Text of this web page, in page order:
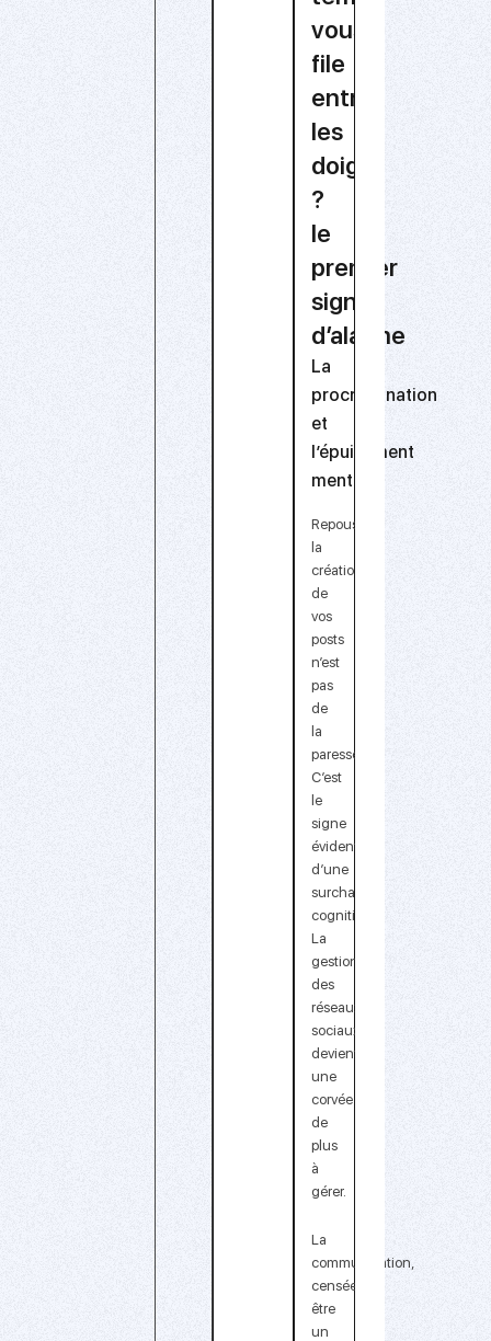
vous
file
entre
les
doigts
?
le
premier
signal
d’alarme
La
procrastination
et
l’épuisement
mental
Repousser
la
création
de
vos
posts
n’est
pas
de
la
paresse.
C’est
le
signe
évident
d’une
surcharge
cognitive
La
gestion
des
réseaux
sociaux
devient
une
corvée
de
plus
à
gérer.
La
communication,
censée
être
un